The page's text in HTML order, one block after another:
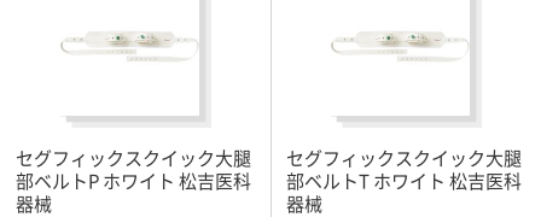
セグフィックスクイック大腿
部ベルトP ホワイト 松吉医科
器械
セグフィックスクイック大腿
部ベルトT ホワイト 松吉医科
器械